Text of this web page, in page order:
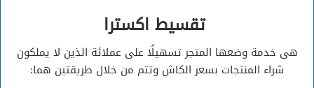
تقسيط اكسترا
هى خدمة وضعها المتجر تسهيلًا على عملائة الذين لا يملكون
شراء المنتجات بسعر الكاش وتتم من خلال طريقتين هما: